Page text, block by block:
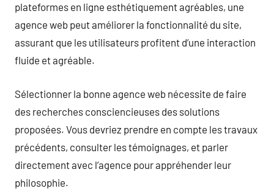
plateformes en ligne esthétiquement agréables, une
agence web peut améliorer la fonctionnalité du site,
assurant que les utilisateurs profitent d’une interaction
fluide et agréable.
Sélectionner la bonne agence web nécessite de faire
des recherches consciencieuses des solutions
proposées. Vous devriez prendre en compte les travaux
précédents, consulter les témoignages, et parler
directement avec l’agence pour appréhender leur
philosophie.